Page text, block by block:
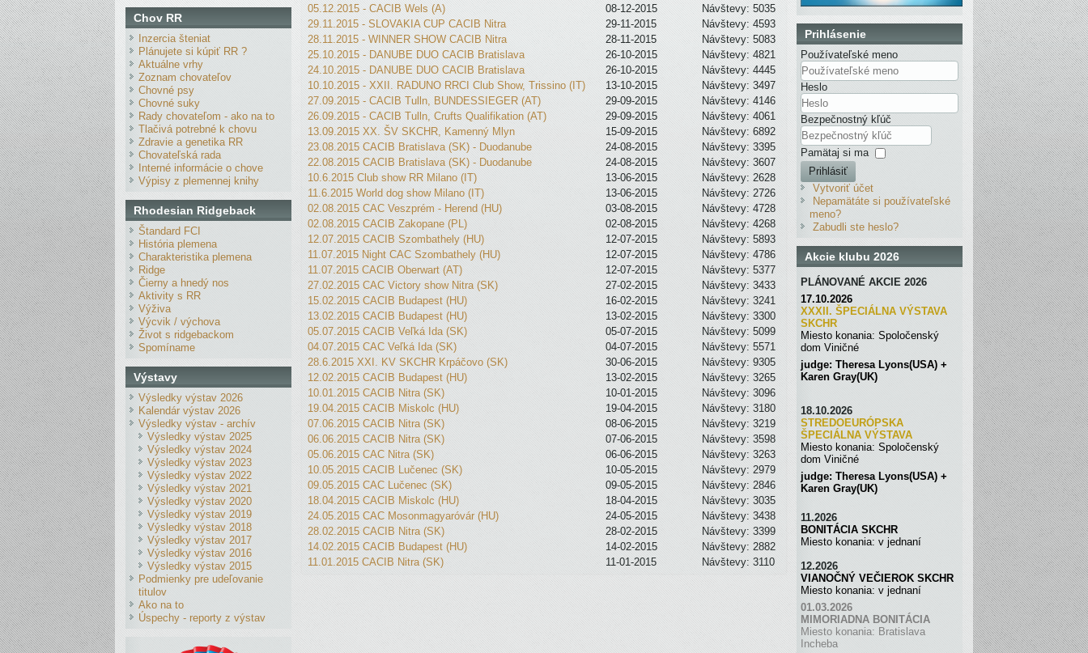
Chov RR
Inzercia šteniat
Plánujete si kúpiť RR ?
Aktuálne vrhy
Zoznam chovateľov
Chovné psy
Chovné suky
Rady chovateľom - ako na to
Tlačivá potrebné k chovu
Zdravie a genetika RR
Chovateľská rada
Interné informácie o chove
Výpisy z plemennej knihy
Rhodesian Ridgeback
Štandard FCI
História plemena
Charakteristika plemena
Ridge
Čierny a hnedý nos
Aktivity s RR
Výživa
Výcvik / výchova
Život s ridgebackom
Spomíname
Výstavy
Výsledky výstav 2026
Kalendár výstav 2026
Výsledky výstav - archív
Výsledky výstav 2025
Výsledky výstav 2024
Výsledky výstav 2023
Výsledky výstav 2022
Výsledky výstav 2021
Výsledky výstav 2020
Výsledky výstav 2019
Výsledky výstav 2018
Výsledky výstav 2017
Výsledky výstav 2016
Výsledky výstav 2015
Podmienky pre udeľovanie
titulov
Ako na to
Úspechy - reporty z výstav
05.12.2015 - CACIB Wels (A)
08-12-2015
Návštevy: 5035
29.11.2015 - SLOVAKIA CUP CACIB Nitra
29-11-2015
Návštevy: 4593
28.11.2015 - WINNER SHOW CACIB Nitra
28-11-2015
Návštevy: 5083
25.10.2015 - DANUBE DUO CACIB Bratislava
26-10-2015
Návštevy: 4821
24.10.2015 - DANUBE DUO CACIB Bratislava
26-10-2015
Návštevy: 4445
10.10.2015 - XXII. RADUNO RRCI Club Show, Trissino (IT)
13-10-2015
Návštevy: 3497
27.09.2015 - CACIB Tulln, BUNDESSIEGER (AT)
29-09-2015
Návštevy: 4146
26.09.2015 - CACIB Tulln, Crufts Qualifikation (AT)
29-09-2015
Návštevy: 4061
13.09.2015 XX. ŠV SKCHR, Kamenný Mlyn
15-09-2015
Návštevy: 6892
23.08.2015 CACIB Bratislava (SK) - Duodanube
24-08-2015
Návštevy: 3395
22.08.2015 CACIB Bratislava (SK) - Duodanube
24-08-2015
Návštevy: 3607
10.6.2015 Club show RR Milano (IT)
13-06-2015
Návštevy: 2628
11.6.2015 World dog show Milano (IT)
13-06-2015
Návštevy: 2726
02.08.2015 CAC Veszprém - Herend (HU)
03-08-2015
Návštevy: 4728
02.08.2015 CACIB Zakopane (PL)
02-08-2015
Návštevy: 4268
12.07.2015 CACIB Szombathely (HU)
12-07-2015
Návštevy: 5893
11.07.2015 Night CAC Szombathely (HU)
12-07-2015
Návštevy: 4786
11.07.2015 CACIB Oberwart (AT)
12-07-2015
Návštevy: 5377
27.02.2015 CAC Victory show Nitra (SK)
27-02-2015
Návštevy: 3433
15.02.2015 CACIB Budapest (HU)
16-02-2015
Návštevy: 3241
13.02.2015 CACIB Budapest (HU)
13-02-2015
Návštevy: 3300
05.07.2015 CACIB Veľká Ida (SK)
05-07-2015
Návštevy: 5099
04.07.2015 CAC Veľká Ida (SK)
04-07-2015
Návštevy: 5571
28.6.2015 XXI. KV SKCHR Krpáčovo (SK)
30-06-2015
Návštevy: 9305
12.02.2015 CACIB Budapest (HU)
13-02-2015
Návštevy: 3265
10.01.2015 CACIB Nitra (SK)
10-01-2015
Návštevy: 3096
19.04.2015 CACIB Miskolc (HU)
19-04-2015
Návštevy: 3180
07.06.2015 CACIB Nitra (SK)
08-06-2015
Návštevy: 3219
06.06.2015 CACIB Nitra (SK)
07-06-2015
Návštevy: 3598
05.06.2015 CAC Nitra (SK)
06-06-2015
Návštevy: 3263
10.05.2015 CACIB Lučenec (SK)
10-05-2015
Návštevy: 2979
09.05.2015 CAC Lučenec (SK)
09-05-2015
Návštevy: 2846
18.04.2015 CACIB Miskolc (HU)
18-04-2015
Návštevy: 3035
24.05.2015 CAC Mosonmagyaróvár (HU)
24-05-2015
Návštevy: 3438
28.02.2015 CACIB Nitra (SK)
28-02-2015
Návštevy: 3399
14.02.2015 CACIB Budapest (HU)
14-02-2015
Návštevy: 2882
11.01.2015 CACIB Nitra (SK)
11-01-2015 Návštevy: 3110
Prihlásenie
Používateľské meno
Heslo
Bezpečnostný kľúč
Pamätaj si ma
Prihlásiť
Vytvoriť účet
Nepamätáte si používateľské
meno?
Zabudli ste heslo?
Akcie klubu 2026
PLÁNOVANÉ AKCIE 2026
17.10.2026
XXXII. ŠPECIÁLNA VÝSTAVA
SKCH R
Miesto konania: Spoločenský
dom Viničné
judge: Theresa Lyons(USA) +
Karen Gray(UK)
18.10.2026
STREDOEURÓPSKA
ŠPECIÁLNA VÝSTAVA
Miesto konania: Spoločenský
dom Viničné
judge: Theresa Lyons(USA) +
Karen Gray(UK)
11.2026
BONITÁCIA SKCHR
Miesto konania: v jednaní
12.2026
VIANOČNÝ VEČIEROK SKCHR
Miesto konania: v jednaní
01.03.2026
MIMORIADNA BONITÁCIA
Miesto konania: Bratislava
Incheba